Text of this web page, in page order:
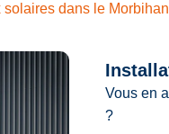
solaires dans le Morbihan
Vous en
?